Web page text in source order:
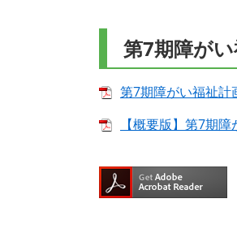
第7期障が
第7期障がい福祉計
【概要版】第7期